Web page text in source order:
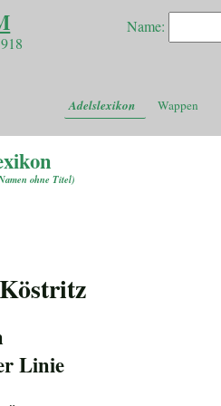
Name:
Adelslexikon Wappen
ohne Titel)
Linie